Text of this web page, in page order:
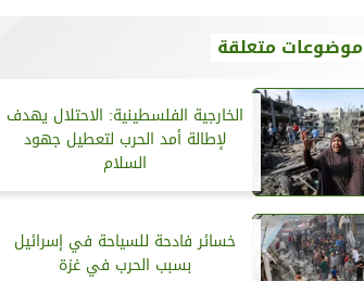
موضوعات متعلقة
الخارجية الفلسطينية: الاحتلال يهدف
لإطالة أمد الحرب لتعطيل جهود
السلام
خسائر فادحة للسياحة في إسرائيل
بسبب الحرب في غزة